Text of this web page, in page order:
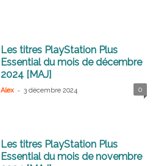
Les titres PlayStation Plus
Essential du mois de décembre
2024 [MAJ]
Alex - 3 décembre 2024 0
Les titres PlayStation Plus
Essential du mois de novembre